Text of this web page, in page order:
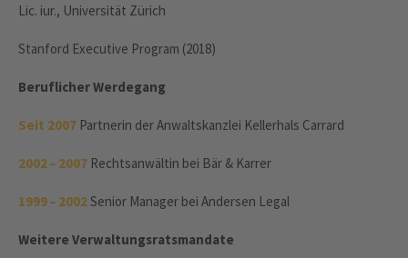
Lic. iur., Universität Zürich
Stanford Executive Program (2018)
Beruflicher Werdegang
Seit 2007 Partnerin der Anwaltskanzlei Kellerhals Carrard
2002 – 2007 Rechtsanwältin bei Bär & Karrer
1999 – 2002Senior Manager bei Andersen Legal
Weitere Verwaltungsratsmandate